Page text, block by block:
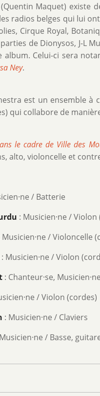
(Quentin Maquet) existe
radios belges qui lui
Cirque Royal,
de Dionysos, J-L
album. Celui-ci sera
Ney.
est un ensemble à
qui collabore de
le cadre de Ville des
alto, violoncelle et
/ Batterie
: Musicien·ne / Violon
Musicien·ne / Violoncelle
: Musicien·ne / Violon
: Chanteur·se,
/ Violon (cordes)
: Musicien·ne / Claviers
/ Basse,